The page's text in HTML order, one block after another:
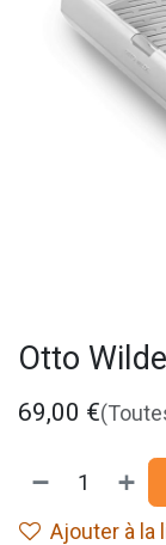
Otto
69,00 €
Ajouter à la